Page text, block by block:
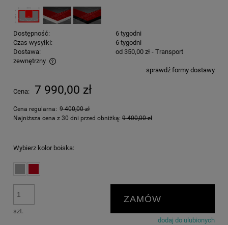
Dostępność:
6 tygodni
Czas wysyłki:
6 tygodni
Dostawa:
od 350,00 zł - Transport
zewnętrzny
Cena nie zawiera ewentualnych kosztów płatnościsprawdź formy dostawy
Cena: 7 990,00 zł
Cena regularna: 9 400,00 zł
Najniższa cena z 30 dni przed obniżką: 9 400,00 zł
Wybierz kolor boiska:
szt.
ZAMÓW
dodaj do ulubionych